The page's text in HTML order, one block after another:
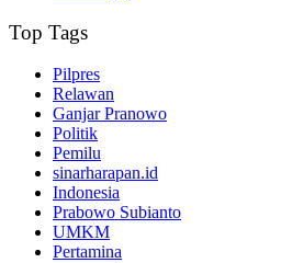
Top Tags
Pilpres
Relawan
Ganjar Pranowo
Politik
Pemilu
sinarharapan.id
Indonesia
Prabowo Subianto
UMKM
Pertamina